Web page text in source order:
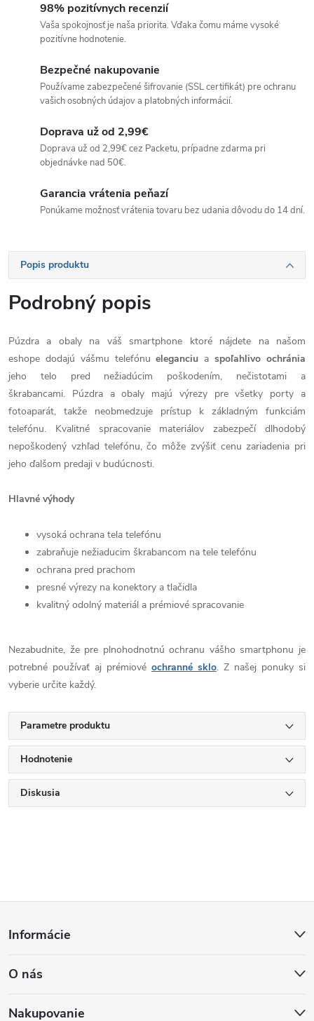
98% pozitívnych recenzií
Vaša spokojnosť je naša priorita. Vďaka čomu máme vysoké
pozitívne hodnotenie.
Bezpečné nakupovanie
Používame zabezpečené šifrovanie (SSL certifikát) pre ochranu
vašich osobných údajov a platobných informácií.
Doprava už od 2,99€
Doprava už od 2,99€ cez Packetu, prípadne zdarma pri
objednávke nad 50€.
Garancia vrátenia peňazí
Ponúkame možnosť vrátenia tovaru bez udania dôvodu do 14 dní.
Popis produktu
Podrobný popis
Púzdra a obaly na váš smartphone ktoré nájdete na našom
eshope dodajú vášmu telefónueleganciu aspoľahlivo ochránia
jeho telo pred nežiadúcim poškodením, nečistotami a
škrabancami. Púzdra a obaly majú výrezy pre všetky porty a
fotoaparát, takže neobmedzuje prístup k základným funkciám
telefónu. Kvalitné spracovanie materiálov zabezpečí dlhodobý
nepoškodený vzhľad telefónu, čo môže zvýšiť cenu zariadenia pri
jeho ďalšom predaji v budúcnosti.
Hlavné výhody
vysoká ochrana tela telefónu
zabraňuje nežiaducim škrabancom na tele telefónu
ochrana pred prachom
presné výrezy na konektory a tlačidla
kvalitný odolný materiál a prémiové spracovanie
Nezabudnite, že pre plnohodnotnú ochranu vášho smartphonu je
potrebné používať aj prémiové ochranné sklo. Z našej ponuky si
vyberie určite každý.
Parametre produktu
Hodnotenie
Diskusia
p
Informácie
O nás
Nakupovanie